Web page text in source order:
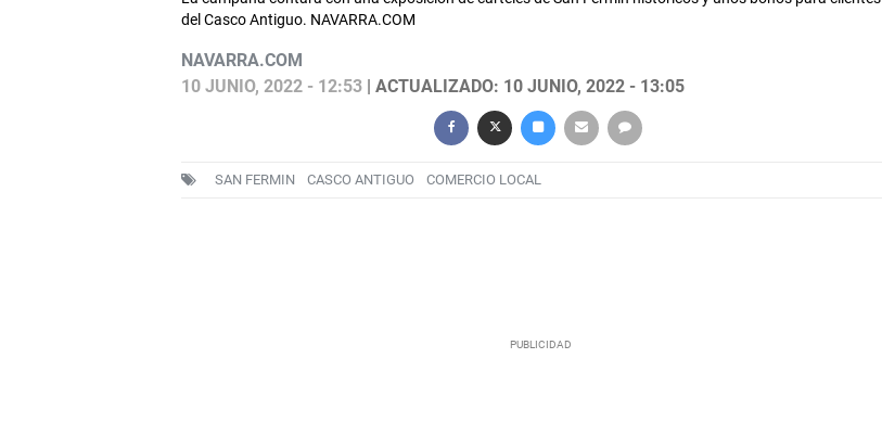
del Casco Antiguo. NAVARRA.COM
NAVARRA.COM
10 JUNIO, 2022 - 12:53| ACTUALIZADO: 10 JUNIO, 2022 - 13:05
SAN FERMIN CASCO ANTIGUO COMERCIO LOCAL